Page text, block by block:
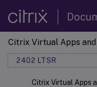
Citrix Virtual Apps
2402 LTSR
Citrix Virtual Apps